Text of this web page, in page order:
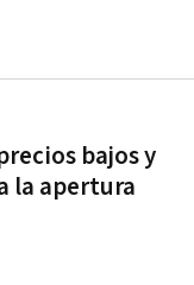
bajos y
la apertura